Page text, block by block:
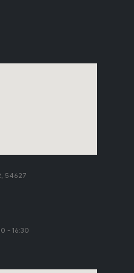
54627
- 16:30